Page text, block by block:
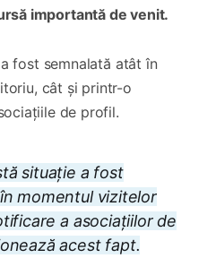
importantă de venit.
fost semnalată atât în
cât și printr-o
de profil.
situație a fost
momentul vizitelor
a asociațiilor de
acest fapt.